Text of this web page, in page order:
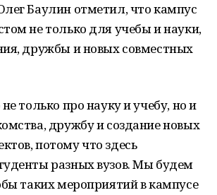
Баулин отметил, что кампус
не только для учебы и науки,
дружбы и новых совместных
только про науку и учебу, но и
дружбу и создание новых
потому что здесь
разных вузов. Мы будем
таких мероприятий в кампусе